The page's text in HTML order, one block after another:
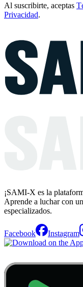
Al suscribirte, aceptas
Privacidad.
¡SAMI-X es la
Aprende a luchar con
especializados.
Facebook Instagram